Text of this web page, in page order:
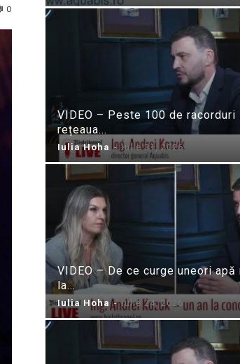
0
VIDEO – Peste 100 de
rețeaua...
Iulia Hoha - iulie 31, 2026
VIDEO – De ce curge uneori apă
la...
Iulia Hoha - iulie 24, 2026